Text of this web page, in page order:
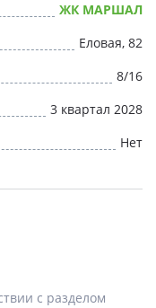
ЖК МАРШАЛ
Еловая, 82
8/16
3 квартал 2028
Нет
с разделом